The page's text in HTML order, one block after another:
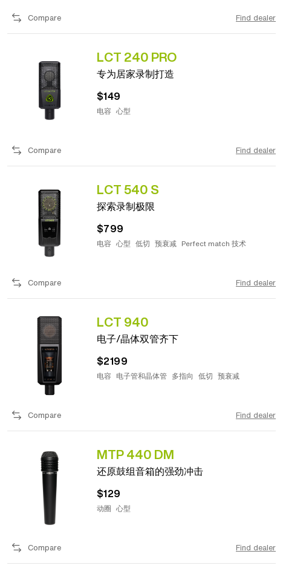
Compare Find dealer
LCT 240 PRO
专为居家录制打造
$149
电容 心型
Compare Find dealer
LCT 540 S
探索录制极限
$799
电容 心型 低切 预衰减 Perfect match 技术
Compare Find dealer
LCT 940
电子/晶体双管齐下
$2199
电容 电子管和晶体管 多指向 低切 预衰减
Compare Find dealer
MTP 440 DM
还原鼓组音箱的强劲冲击
$129
动圈 心型
Compare Find dealer